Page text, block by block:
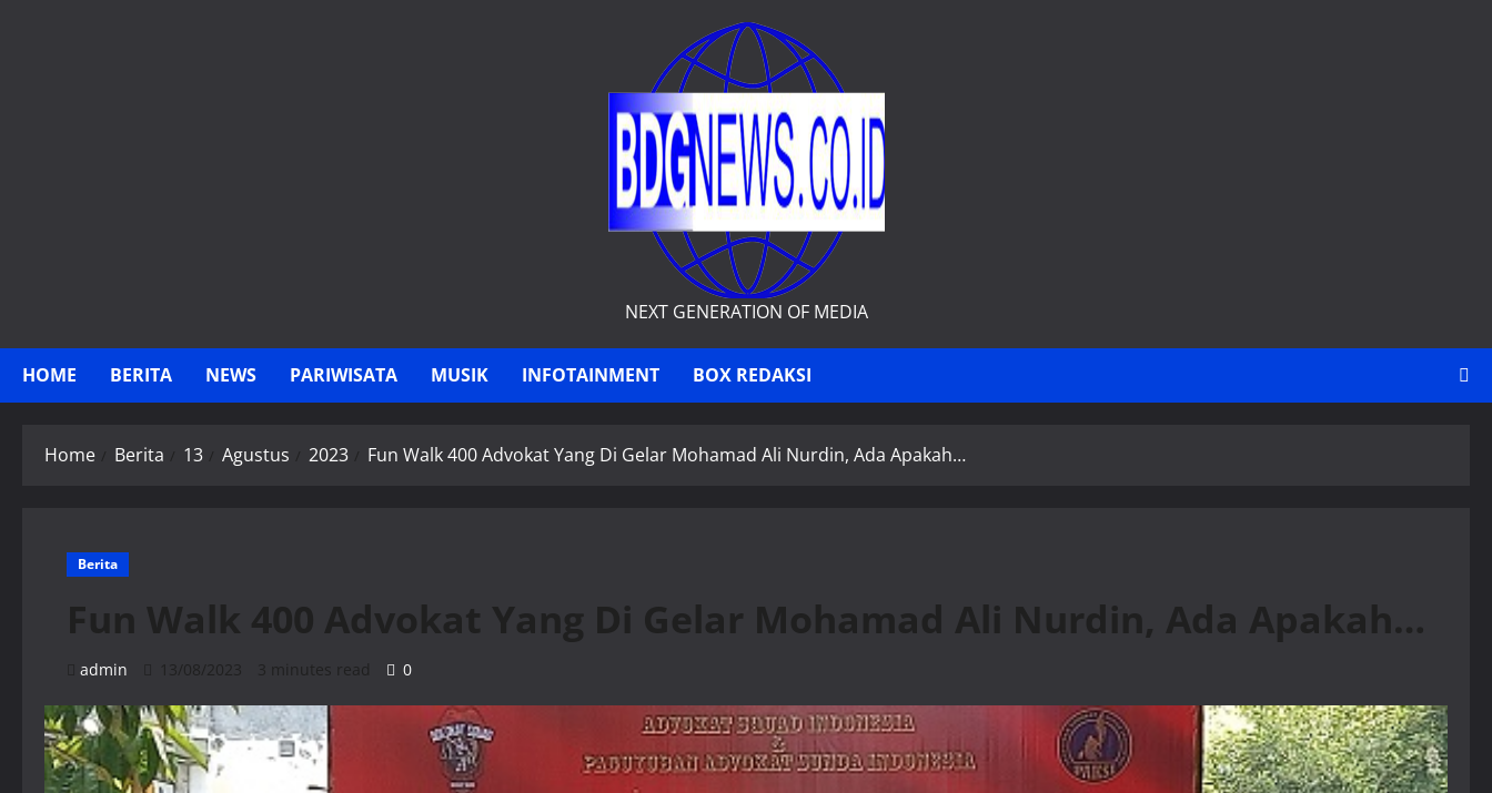
NEXT GENERATION OF MEDIA
HOME BERITA NEWS PARIWISATA MUSIK INFOTAINMENT BOX REDAKSI
Home Berita 13 Agustus 2023 Fun Walk 400 Advokat Yang Di Gelar Mohamad Ali Nurdin, Ada Apakah…
Berita
Fun Walk 400 Advokat Yang Di Gelar Mohamad Ali Nurdin, Ada Apakah…
admin 13/08/2023 3 minutes read 0